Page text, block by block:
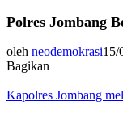
Polres Jombang
oleh neodemokrasi15/
Bagikan
Kapolres Jombang